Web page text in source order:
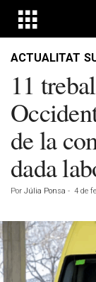
ACTUALITAT
11
de la
dada
Por Júlia Ponsa - 4 de